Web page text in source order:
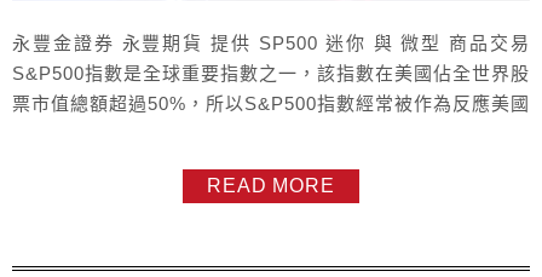
永豐金證券 永豐期貨 提供 SP500 迷你 與 微型 商品交易
S&P500指數是全球重要指數之一，該指數在美國佔全世界股
票市值總額超過50%，所以S&P500指數經常被作為反應美國
READ MORE